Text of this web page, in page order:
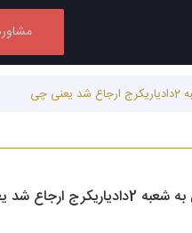
یعنی چی